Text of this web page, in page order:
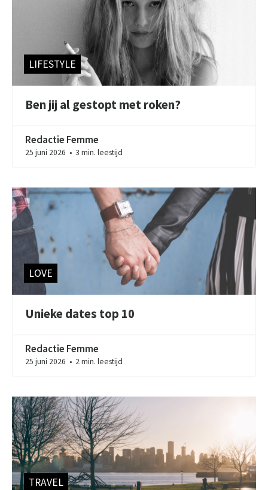
LIFESTYLE
Ben jij al gestopt met roken?
Redactie Femme
25 juni 2026 ● 3 min. leestijd
LOVE
Unieke dates top 10
Redactie Femme
25 juni 2026 ● 2 min. leestijd
TRAVEL